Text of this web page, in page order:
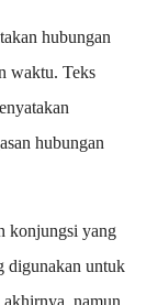
hubungan
waktu. Teks
hubungan
konjungsi yang
digunakan untuk
namun,